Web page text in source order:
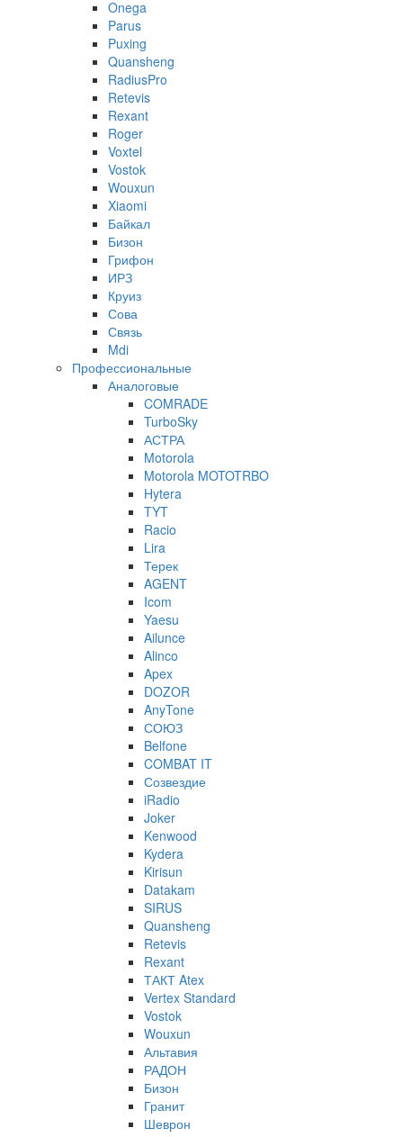
Onega
Parus
Puxing
Quansheng
RadiusPro
Retevis
Rexant
Roger
Voxtel
Vostok
Wouxun
Xiaomi
Байкал
Бизон
Грифон
ИРЗ
Круиз
Сова
Связь
Mdi
Профессиональные
Аналоговые
COMRADE
TurboSky
АСТРА
Motorola
Motorola MOTOTRBO
Hytera
TYT
Racio
Lira
Терек
AGENT
Icom
Yaesu
Ailunce
Alinco
Apex
DOZOR
AnyTone
СОЮЗ
Belfone
COMBAT IT
Созвездие
iRadio
Joker
Kenwood
Kydera
Kirisun
Datakam
SIRUS
Quansheng
Retevis
Rexant
ТАКТ Atex
Vertex Standard
Vostok
Wouxun
Альтавия
РАДОН
Бизон
Гранит
Шеврон